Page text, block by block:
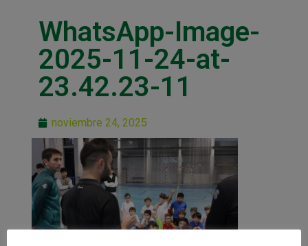
WhatsApp-Image-
2025-11-24-at-
23.42.23-11
noviembre 24, 2025